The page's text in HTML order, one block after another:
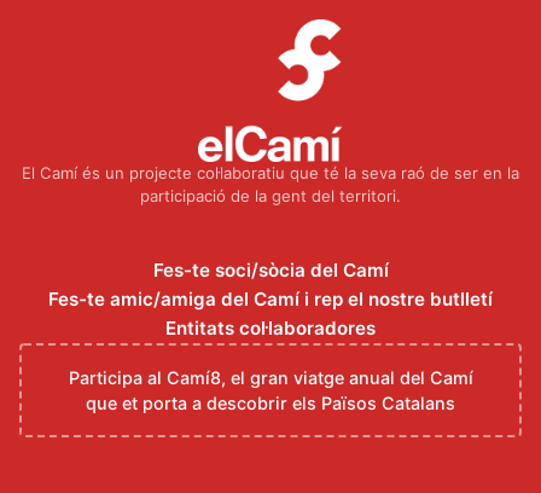
El Camí és un projecte col·laboratiu que té la seva raó de ser en la
participació de la gent del territori.
Fes-te soci/sòcia del Camí
Fes-te amic/amiga del Camí i rep el nostre butlletí
Entitats col·laboradores
Participa al Camí8, el gran viatge anual del Camí
que et porta a descobrir els Països Catalans